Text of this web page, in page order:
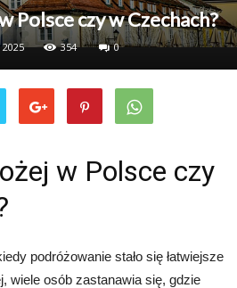
Polsce czy w Czechach?
354 0
w Polsce czy
podróżowanie stało się łatwiejsze
wiele osób zastanawia się, gdzie